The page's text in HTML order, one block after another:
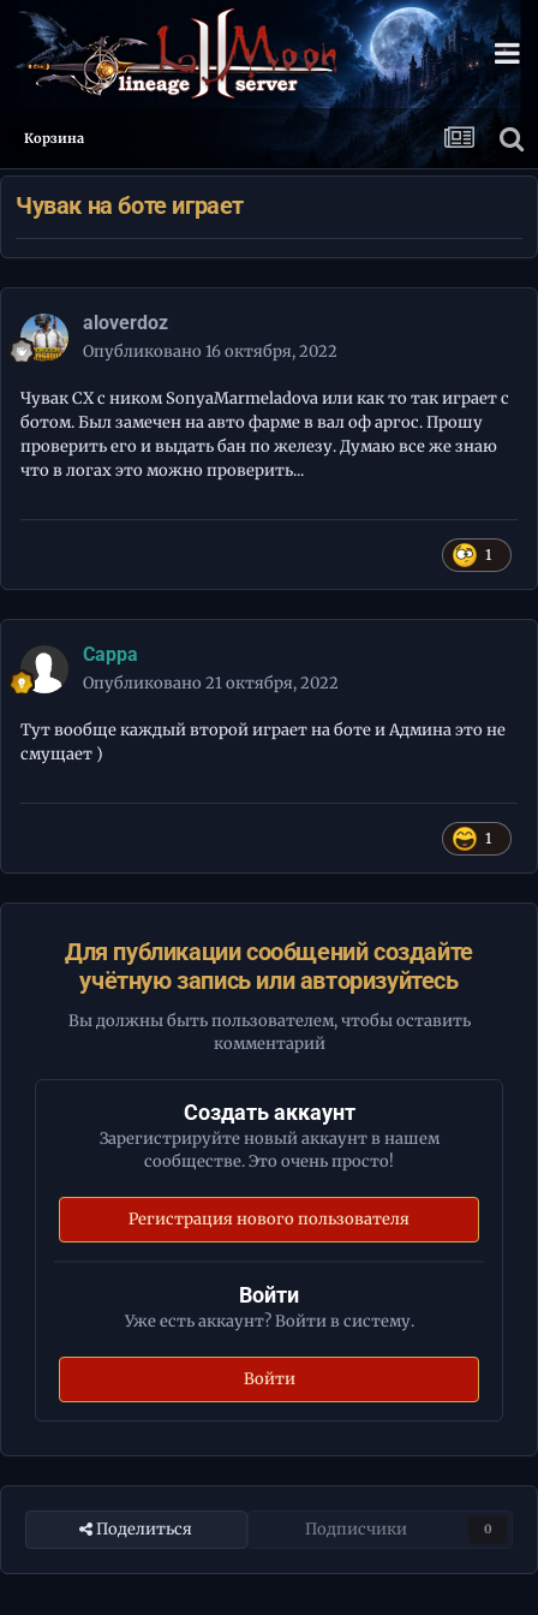
Корзина
Чувак на боте играет
aloverdoz
Опубликовано 16 октября, 2022
Чувак СХ с ником SonyaMarmeladova или как то так играет с
ботом. Был замечен на авто фарме в вал оф аргос. Прошу
проверить его и выдать бан по железу. Думаю все же знаю
что в логах это можно проверить...
1
Cappa
Опубликовано 21 октября, 2022
Тут вообще каждый второй играет на боте и Админа это не
смущает )
1
Для публикации сообщений создайте
учётную запись или авторизуйтесь
Вы должны быть пользователем, чтобы оставить
комментарий
Создать аккаунт
Зарегистрируйте новый аккаунт в нашем
сообществе. Это очень просто!
Регистрация нового пользователя
Войти
Уже есть аккаунт? Войти в систему.
Войти
Поделиться Подписчики 0